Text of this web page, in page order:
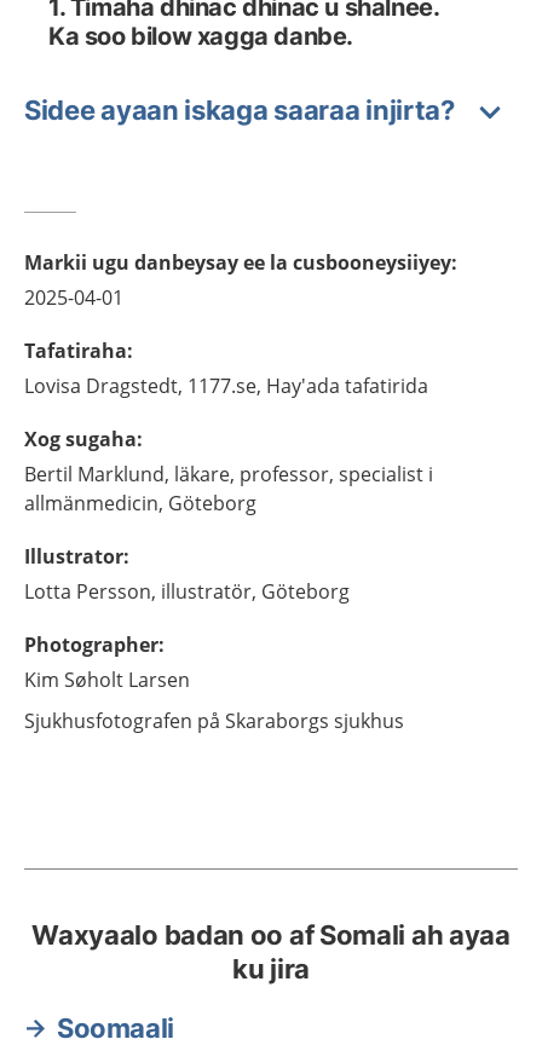
1. Timaha dhinac dhinac u shalnee.
Ka soo bilow xagga danbe.
Sidee ayaan iskaga saaraa injirta?
Markii ugu danbeysay ee la cusbooneysiiyey:
2025-04-01
Tafatiraha:
Lovisa Dragstedt, 1177.se, Hay'ada tafatirida
Xog sugaha:
Bertil Marklund, läkare, professor, specialist i
allmänmedicin, Göteborg
Illustrator:
Lotta Persson, illustratör, Göteborg
Photographer:
Kim Søholt Larsen
Sjukhusfotografen på Skaraborgs sjukhus
Waxyaalo badan oo af Somali ah ayaa
ku jira
Soomaali